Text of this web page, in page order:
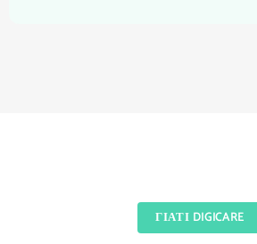
ΓΙΑΤΊ DIGICARE